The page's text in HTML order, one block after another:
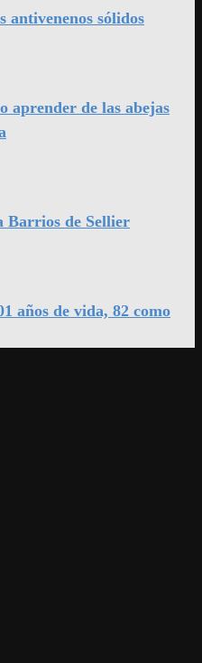
antivenenos sólidos
aprender de las abejas
Barrios de Sellier
años de vida, 82 como